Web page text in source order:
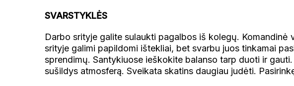
SVARSTYKLĖS
Darbo srityje galite sulaukti pagalbos iš kolegų. Komandinė
srityje galimi papildomi ištekliai, bet svarbu juos tinkamai
sprendimų. Santykiuose ieškokite balanso tarp duoti ir
sušildys atmosferą. Sveikata skatins daugiau judėti.